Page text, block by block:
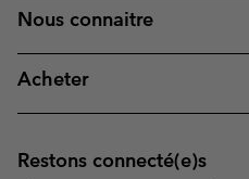
Nous connaitre
Acheter
Restons connecté(e)s